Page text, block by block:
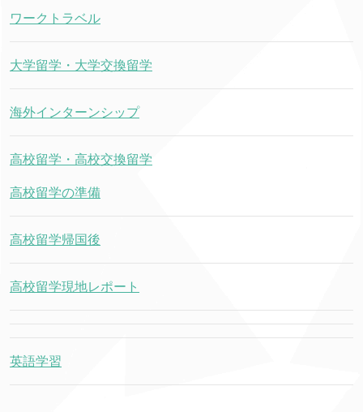
ワークトラベル
大学留学・大学交換留学
海外インターンシップ
高校留学・高校交換留学
高校留学の準備
高校留学帰国後
高校留学現地レポート
英語学習